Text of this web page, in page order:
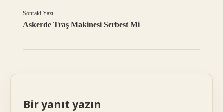
Sonraki Yazı
Askerde Traş Makinesi Serbest Mi
Bir yanıt yazın